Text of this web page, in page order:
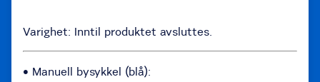
Varighet: Inntil produktet avsluttes.
• Manuell bysykkel (blå):